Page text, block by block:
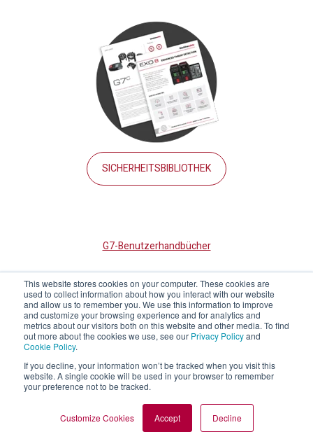
This website stores cookies on your computer. These cookies are
used to collect information about how you interact with our website
and allow us to remember you. We use this information to improve
and customize your browsing experience and for analytics and
metrics about our visitors both on this website and other media. To find
out more about the cookies we use, see our Privacy Policyand
Cookie Policy.
If you decline, your information won’t be tracked when you visit this
website. A single cookie will be used in your browser to remember
your preference not to be tracked.
Customize Cookies Accept Decline
SICHERHEITSBIBLIOTHEK
G7-Benutzerhandbücher
Schulungs
sdokumente
Unterstützende Materialien
Zertifizierungen